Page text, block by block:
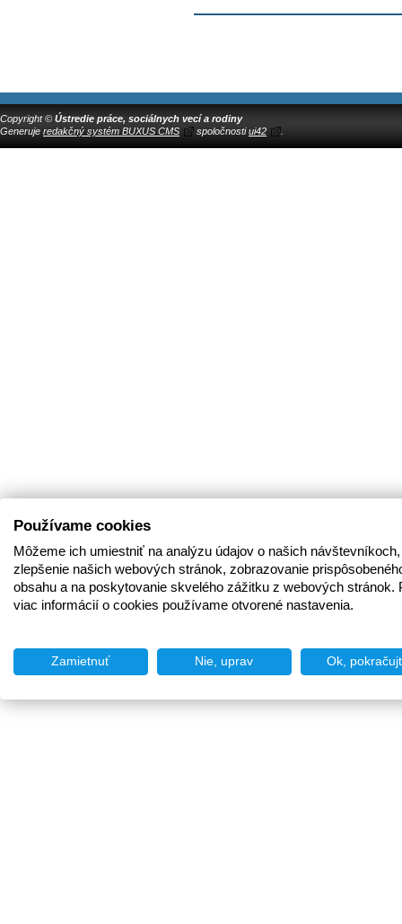
Copyright © Ústredie práce, sociálnych vecí a rodiny
Generuje redakčný systém BUXUS CMS spoločnostiui42
Používame cookies
Môžeme ich umiestniť na analýzu údajov o našich
zlepšenie našich webových stránok, zobrazovanie
obsahu a na poskytovanie skvelého zážitku z webových stránok.
viac informácií o cookies používame otvorené nastavenia.
Zamietnuť Nie, uprav Ok,